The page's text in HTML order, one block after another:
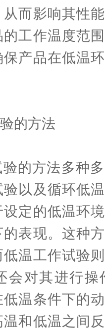
而影响其性
工作温度范
产品在低温
的方法
方法多种多
以及循环低
定的低温环
表现。这种
温工作试验
会对其进行操
温条件下的
和低温之间